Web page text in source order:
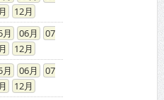
12
06
07
12
06
07
12